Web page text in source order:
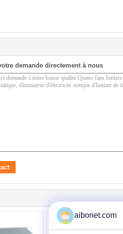
demande directement à nous
aibonet.com